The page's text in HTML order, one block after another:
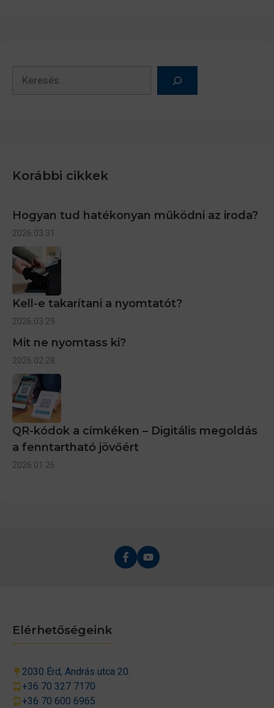
Korábbi cikkek
Hogyan tud hatékonyan működni az iroda?
2026.03.31.
Kell-e takarítani a nyomtatót?
2026.03.29.
Mit ne nyomtass ki?
2026.02.28.
QR-kódok a címkéken – Digitális megoldás
a fenntartható jövőért
2026.01.26.
Elérhetőségeink
2030 Érd, András utca 20.
+36 70 327 7170
+36 70 600 6965